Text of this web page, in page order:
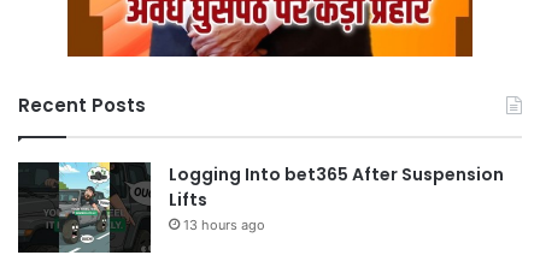
Recent Posts
Logging Into bet365 After Suspension
Lifts
13 hours ago